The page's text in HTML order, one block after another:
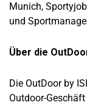
Munich,
und
Über die
Die OutDoor by
Outdoor-